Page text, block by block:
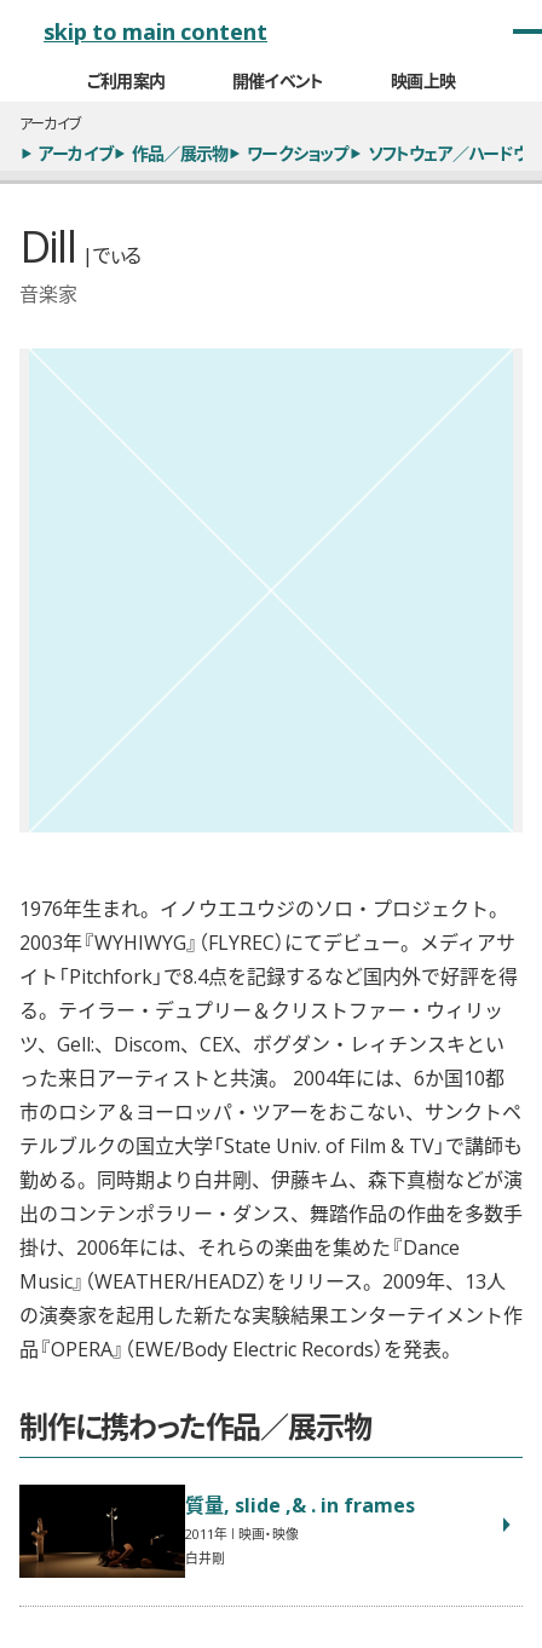
skip to main content
ご利用案内 開催イベント 映画上映
アーカイブ
アーカイブ 作品／展示物 ワークショップ ソフトウェア／ハードウ
Dill | でぃる
音楽家
1976年生まれ。イノウエユウジのソロ・プロジェクト。
2003年『WYHIWYG』（FLYREC）にてデビュー。メディアサ
イト「Pitchfork」で8.4点を記録するなど国内外で好評を得
る。テイラー・デュプリー＆クリストファー・ウィリッ
ツ、Gell:、Discom、CEX、ボグダン・レィチンスキとい
った来日アーティストと共演。 2004年には、6か国10都
市のロシア＆ヨーロッパ・ツアーをおこない、サンクトペ
テルブルクの国立大学「State Univ. of Film & TV」で講師も
勤める。同時期より白井剛、伊藤キム、森下真樹などが演
出のコンテンポラリー・ダンス、舞踏作品の作曲を多数手
掛け、2006年には、それらの楽曲を集めた『Dance
Music』（WEATHER/HEADZ）をリリース。2009年、13人
の演奏家を起用した新たな実験結果エンターテイメント作
品『OPERA』（EWE/Body Electric Records）を発表。
制作に携わった作品／展示物
質量, slide ,& . in frames
2011
映画・映像
白井剛